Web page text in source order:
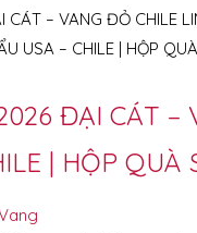
ĐẠI CÁT –
| HỘP